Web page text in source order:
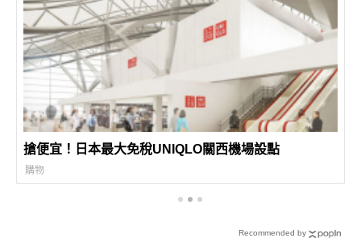
搶便宜！日本最大免稅UNIQLO關西機場設點
購物
Recommended by